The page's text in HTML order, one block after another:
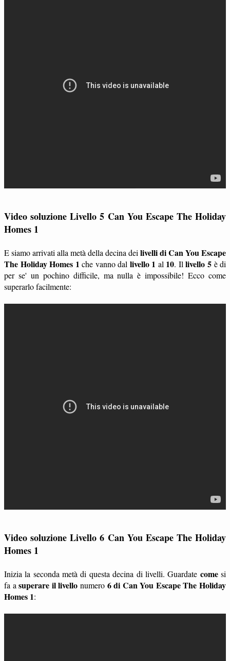
Video soluzione Livello 5 Can You Escape The Holiday
Homes 1
E siamo arrivati alla metà della decina deilivelli di Can You Escape
The Holiday Homes 1 che vanno dal livello 1 al 10. Illivello 5 è di
per se' un pochino difficile, ma nulla è impossibile! Ecco come
superarlo facilmente:
Video soluzione Livello 6 Can You Escape The Holiday
Homes 1
Inizia la seconda metà di questa decina di livelli. Guardate comesi
fa asuperare il livello numero 6 di Can You Escape The Holiday
Homes 1: